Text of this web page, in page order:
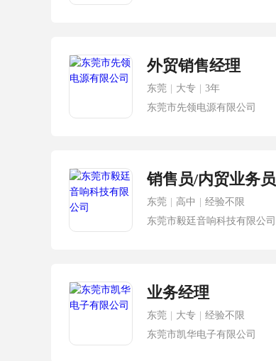
外贸销售经理
东莞 大专
3年
东莞市先领电源有限公司
销售员/内贸业务员
东莞 高中
经验不限
东莞市毅廷音响科技有限公司
业务经理
东莞 大专
经验不限
东莞市凯华电子有限公司